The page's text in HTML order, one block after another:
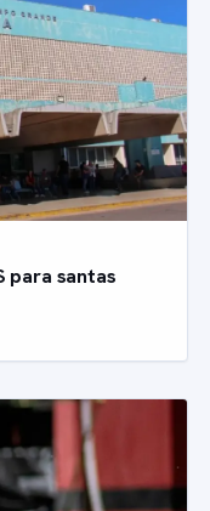
para santas